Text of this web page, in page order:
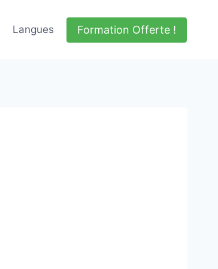
Langues Formation Offerte !